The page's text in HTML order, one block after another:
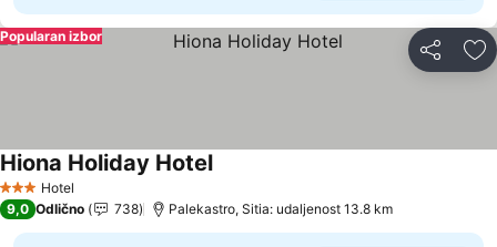
Deli
Popularan izbor
3 Zvezdice
Hotel
Hiona Holiday Hotel
9,0 Odlično 738 Palekastro, Sitia: udaljenost 13.8 km